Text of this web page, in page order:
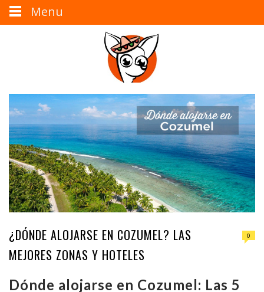
¿DÓNDE ALOJARSE EN COZUMEL? LAS
MEJORES ZONAS Y HOTELES
0
Dónde alojarse en Cozumel: Las 5
Menu